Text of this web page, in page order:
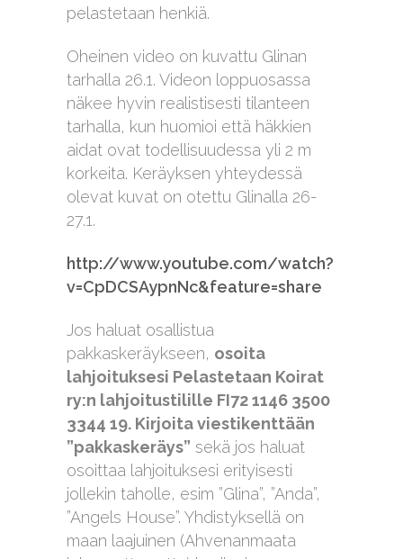
pelastetaan henkiä.
Oheinen video on kuvattu Glinan
tarhalla 26.1. Videon loppuosassa
näkee hyvin realistisesti tilanteen
tarhalla, kun huomioi että häkkien
aidat ovat todellisuudessa yli 2 m
korkeita. Keräyksen yhteydessä
olevat kuvat on otettu Glinalla 26-
27.1.
http://www.youtube.com/watch?
v=CpDCSAypnNc&feature=share
Jos haluat osallistua
pakkaskeräykseen, osoita
lahjoituksesi Pelastetaan Koirat
ry:n lahjoitustilille FI72 1146 3500
3344 19. Kirjoita viestikenttään
”pakkaskeräys” sekä jos haluat
osoittaa lahjoituksesi erityisesti
jollekin taholle, esim ”Glina”, ”Anda”,
”Angels House”. Yhdistyksellä on
maan laajuinen (Ahvenanmaata